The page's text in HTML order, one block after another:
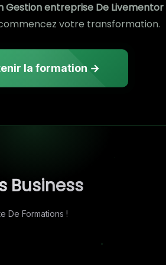
Gestion entreprise De Livementor
votre transformation.
la formation →
Business
De Formations !